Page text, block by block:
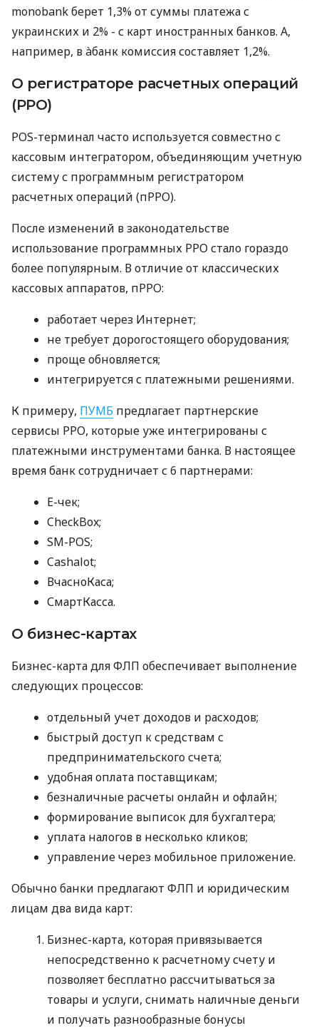
monobank берет 1,3% от суммы платежа с
украинских и 2% - с карт иностранных банков. А,
например, в àбанк комиссия составляет 1,2%.
О регистраторе расчетных операций
(РРО)
POS-терминал часто используется совместно с
кассовым интегратором, объединяющим учетную
систему с программным регистратором
расчетных операций (пРРО).
После изменений в законодательстве
использование программных РРО стало гораздо
более популярным. В отличие от классических
кассовых аппаратов, пРРО:
работает через Интернет;
не требует дорогостоящего оборудования;
проще обновляется;
интегрируется с платежными решениями.
К примеру, ПУМБ предлагает партнерские
сервисы РРО, которые уже интегрированы с
платежными инструментами банка. В настоящее
время банк сотрудничает с 6 партнерами:
E-чек;
CheckBox;
SM-POS;
Cashalot;
ВчасноКаса;
СмартКасса.
О бизнес-картах
Бизнес-карта для ФЛП обеспечивает выполнение
следующих процессов:
отдельный учет доходов и расходов;
быстрый доступ к средствам с
предпринимательского счета;
удобная оплата поставщикам;
безналичные расчеты онлайн и офлайн;
формирование выписок для бухгалтера;
уплата налогов в несколько кликов;
управление через мобильное приложение.
Обычно банки предлагают ФЛП и юридическим
лицам два вида карт:
Бизнес-карта, которая привязывается
непосредственно к расчетному счету и
позволяет бесплатно рассчитываться за
товары и услуги, снимать наличные деньги
и получать разнообразные бонусы